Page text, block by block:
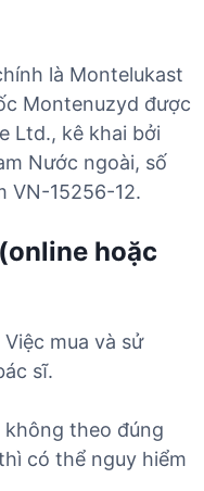
là Montelukast
Montenuzyd được
Ltd., kê khai bởi
Nước ngoài, số
VN-15256-12.
hoặc
mua và sử
sĩ.
không theo đúng
có thể nguy hiểm